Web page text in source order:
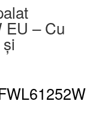
EU – Cu